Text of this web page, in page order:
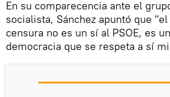
​En su comparecencia ante el
socialista, Sánchez apuntó que
censura no es un sí al PSOE, es
democracia que se respeta a sí